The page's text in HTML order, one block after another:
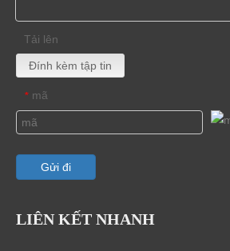
Tải lên
Đính kèm tập tin
* mã
Gửi đi
LIÊN KẾT NHANH